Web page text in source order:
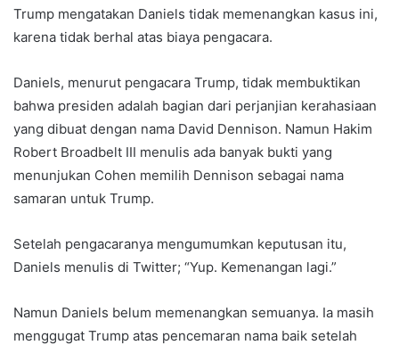
Trump mengatakan Daniels tidak memenangkan kasus ini,
karena tidak berhal atas biaya pengacara.
Daniels, menurut pengacara Trump, tidak membuktikan
bahwa presiden adalah bagian dari perjanjian kerahasiaan
yang dibuat dengan nama David Dennison. Namun Hakim
Robert Broadbelt III menulis ada banyak bukti yang
menunjukan Cohen memilih Dennison sebagai nama
samaran untuk Trump.
Setelah pengacaranya mengumumkan keputusan itu,
Daniels menulis di Twitter; “Yup. Kemenangan lagi.”
Namun Daniels belum memenangkan semuanya. Ia masih
menggugat Trump atas pencemaran nama baik setelah